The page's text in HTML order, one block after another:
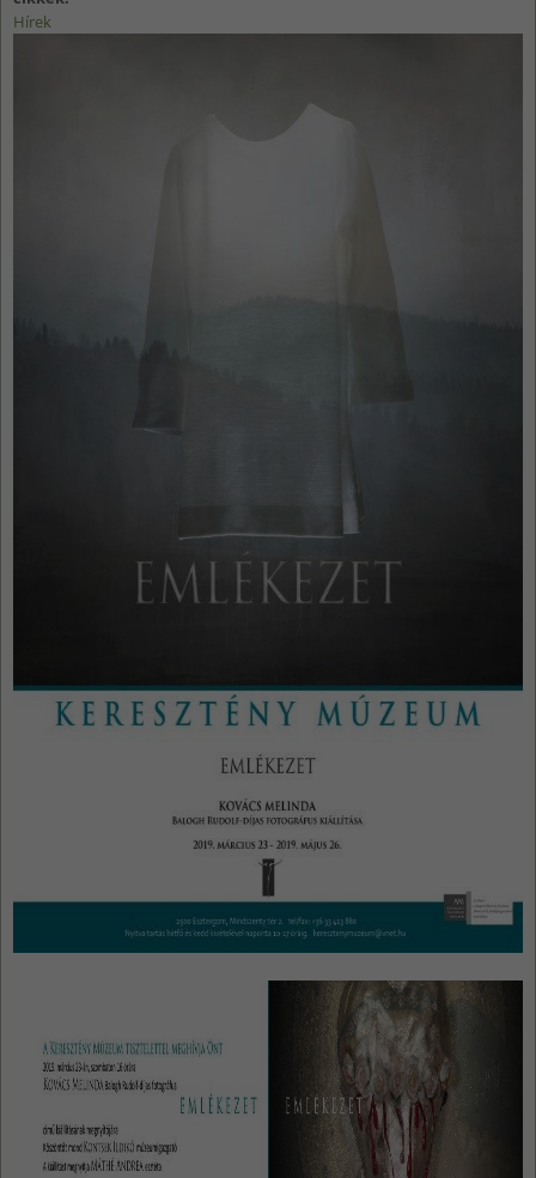
Hírek